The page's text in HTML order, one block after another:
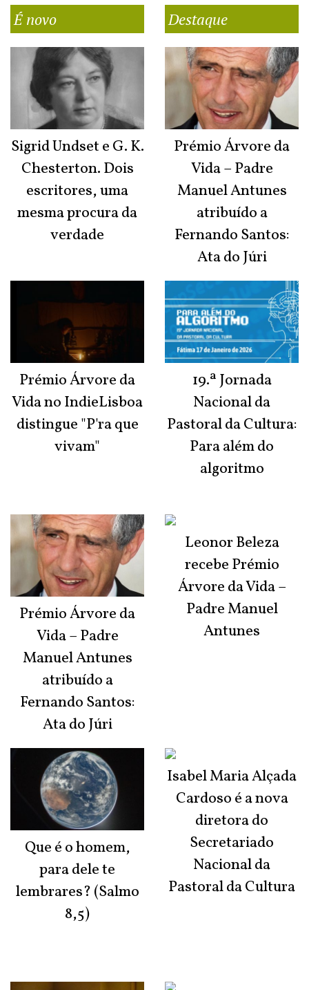
É novo
Sigrid Undset e G. K.
Chesterton. Dois
escritores, uma
mesma procura da
verdade
Prémio Árvore da
Vida no IndieLisboa
distingue "P'ra que
vivam"
Prémio Árvore da
Vida – Padre
Manuel Antunes
atribuído a
Fernando Santos:
Ata do Júri
Que é o homem,
para dele te
lembrares? (Salmo
8,5)
Destaque
Prémio Árvore da
Vida – Padre
Manuel Antunes
atribuído a
Fernando Santos:
Ata do Júri
19.ª Jornada
Nacional da
Pastoral da Cultura:
Para além do
algoritmo
Leonor Beleza
recebe Prémio
Árvore da Vida –
Padre Manuel
Antunes
Isabel Maria Alçada
Cardoso é a nova
diretora do
Secretariado
Nacional da
Pastoral da Cultura